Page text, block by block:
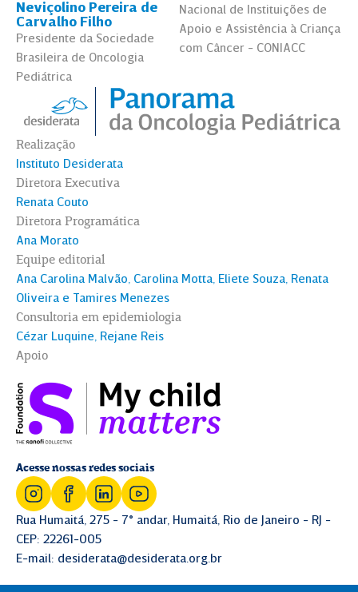
Realização
Instituto Desiderata
Diretora Executiva
Renata Couto
Diretora Programática
Ana Morato
Equipe editorial
Ana Carolina Malvão, Carolina Motta, Eliete Souza, Renata
Oliveira e Tamires Menezes
Consultoria em epidemiologia
Cézar Luquine, Rejane Reis
Apoio
Acesse nossas redes sociais
Rua Humaitá, 275 - 7° andar, Humaitá, Rio de Janeiro - RJ -
CEP: 22261-005
E-mail: desiderata@desiderata.org.br
Neviçolino Pereira de
Carvalho Filho
Presidente da Sociedade
Brasileira de Oncologia
Pediátrica
Nacional de Instituições de
Apoio e Assistência à Criança
com Câncer - CONIACC